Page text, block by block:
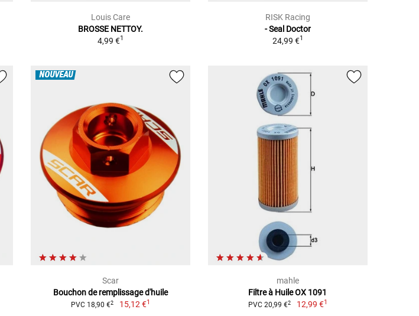
Louis Care
BROSSE NETTOY.
4,99 €1
RISK Racing
- Seal Doctor
24,99 €1
NOUVEAU
Scar
Bouchon de remplissage d'huile
PVC 18,90 €2 15,12 €1
mahle
Filtre à Huile OX 1091
PVC 20,99 €2 12,99 €1